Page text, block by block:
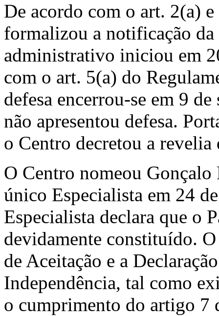
De acordo com o art. 2(a)
formalizou a notificação
administrativo iniciou em
com o art. 5(a) do
defesa encerrou-se em 9
não apresentou defesa.
o Centro decretou a revelia
O Centro nomeou
único Especialista em 24
Especialista declara que o
devidamente constituído.
de Aceitação e a
Independência, tal como
o cumprimento do artigo 7